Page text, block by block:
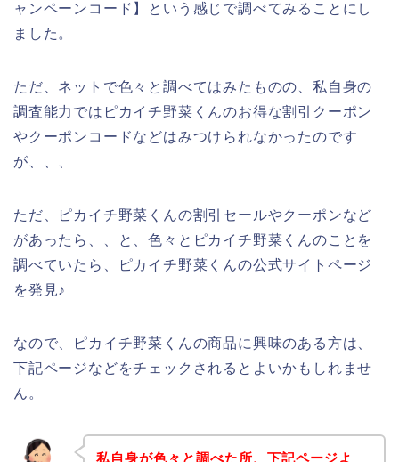
ャンペーンコード】という感じで調べてみることにし
ました。
ただ、ネットで色々と調べてはみたものの、私自身の
調査能力ではピカイチ野菜くんのお得な割引クーポン
やクーポンコードなどはみつけられなかったのです
が、、、
ただ、ピカイチ野菜くんの割引セールやクーポンなど
があったら、、と、色々とピカイチ野菜くんのことを
調べていたら、ピカイチ野菜くんの公式サイトページ
を発見♪
なので、ピカイチ野菜くんの商品に興味のある方は、
下記ページなどをチェックされるとよいかもしれませ
ん。
私自身が色々と調べた所、下記ページよ